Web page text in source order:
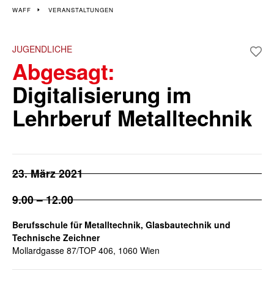
Veranstaltungen im 4., 5.
und 6. Bezirk
Wiener Wochen für Beruf und Weiterbildung | 4. - 15. November
WAFF VERANSTALTUNGEN
JUGENDLICHE
Abgesagt:
Digitalisierung im
Lehrberuf Metalltechnik
23. März 2021
9.00 – 12.00
Berufsschule für Metalltechnik, Glasbautechnik und
Technische Zeichner
Mollardgasse 87/TOP 406, 1060 Wien